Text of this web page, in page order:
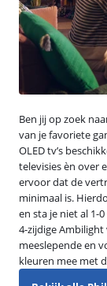
Ben jij op zoek
van je favoriete
OLED tv’s
televisies èn over
ervoor dat de
minimaal is.
en sta je niet al 1-
4-zijdige
meeslepende en
kleuren mee met